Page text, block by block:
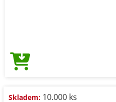
Skladem: 10.000 ks